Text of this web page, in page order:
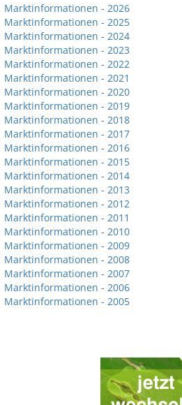
Marktinformationen - 2026
Marktinformationen - 2025
Marktinformationen - 2024
Marktinformationen - 2023
Marktinformationen - 2022
Marktinformationen - 2021
Marktinformationen - 2020
Marktinformationen - 2019
Marktinformationen - 2018
Marktinformationen - 2017
Marktinformationen - 2016
Marktinformationen - 2015
Marktinformationen - 2014
Marktinformationen - 2013
Marktinformationen - 2012
Marktinformationen - 2011
Marktinformationen - 2010
Marktinformationen - 2009
Marktinformationen - 2008
Marktinformationen - 2007
Marktinformationen - 2006
Marktinformationen - 2005